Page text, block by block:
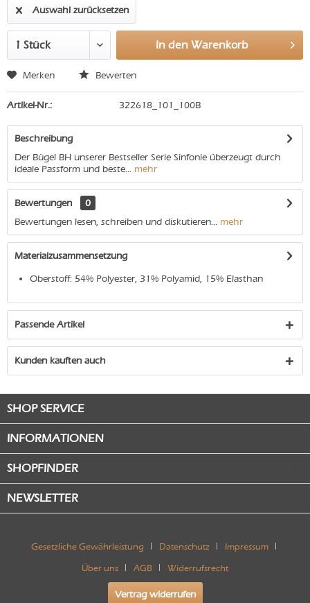
Auswahl zurücksetzen
In den Warenkorb
Merken Bewerten
Artikel-Nr.: 322618_101_100B
Beschreibung
Der Bügel BH unserer Bestseller Serie Sinfonie überzeugt durch
ideale Passform und beste... mehr
Bewertungen
0
Bewertungen lesen, schreiben und diskutieren... mehr
Materialzusammensetzung
Oberstoff: 54% Polyester, 31% Polyamid, 15% Elasthan
Passende Artikel
Kunden kauften auch
SHOP SERVICE
INFORMATIONEN
SHOPFINDER
NEWSLETTER
Gesetzliche Gewährleistung Datenschutz Impressum
Über uns AGB Widerrufsrecht
Vertrag widerrufen